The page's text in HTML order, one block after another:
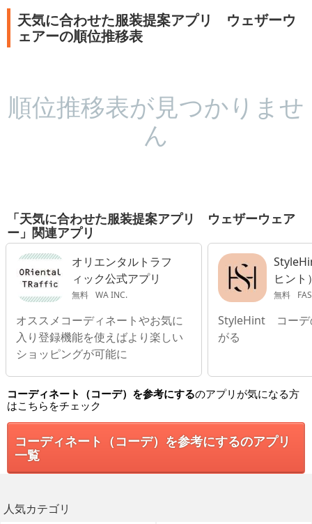
天気に合わせた服装提案アプリ ウェザーウ
ェアーの順位推移表
順位推移表が見つかりませ
ん
「天気に合わせた服装提案アプリ ウェザーウェア
ー」関連アプリ
オリエンタルトラフ
ィック公式アプリ
無料 WA INC.
オススメコーディネートやお気に
入り登録機能を使えばより楽しい
ショッピングが可能に
ヒント
見アプ
無料
StyleHint コーデ
がる
コーディネート（コーデ）を参考にするのアプリが気になる方
はこちらをチェック
コーディネート（コーデ）を参考にするのアプリ
一覧
人気カテゴリ